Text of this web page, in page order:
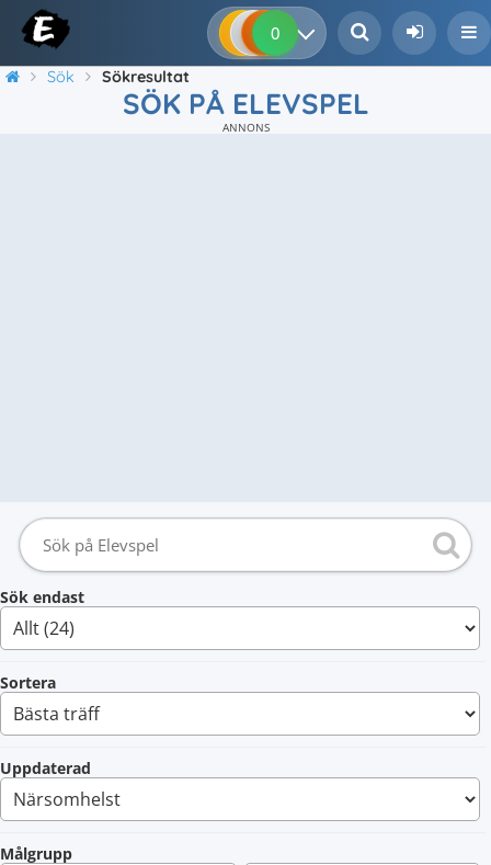
0 0 0
Sök Sökresultat
SÖK PÅ ELEVSPEL
ANNONS
Sök endast
Sortera
Uppdaterad
Målgrupp